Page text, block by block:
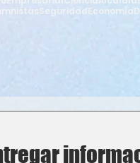
SeguridadEconomía